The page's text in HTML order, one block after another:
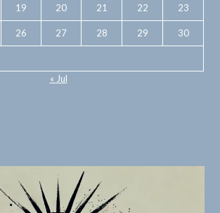
19 20 21 22 23
26 27 28 29 30
« Jul